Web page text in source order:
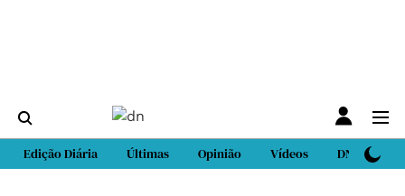
Edição Diária Últimas Opinião Vídeos DN Sport